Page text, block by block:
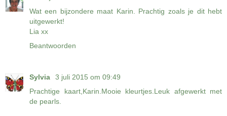
Wat een bijzondere maat Karin. Prachtig zoals je dit hebt
uitgewerkt!
Lia xx
Beantwoorden
Sylvia
3 juli 2015 om 09:49
Prachtige kaart,Karin.Mooie kleurtjes.Leuk afgewerkt met
de pearls.